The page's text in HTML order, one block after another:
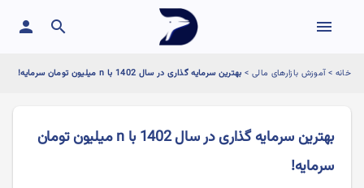
menu
search
person
خانه >آموزش بازارهای مالی > بهترین سرمایه گذاری در سال 1402 با n میلیون تومان سرمایه!
بهترین سرمایه گذاری در سال 1402 با n میلیون تومان
سرمایه!